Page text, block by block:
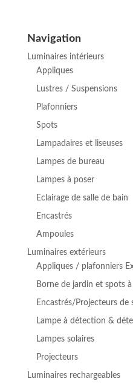
était :
€ 119,79.€ 109,00.
Navigation
Luminaires intérieurs
Appliques
Lustres / Suspensions
Plafonniers
Spots
Lampadaires et liseuses
Lampes de bureau
Lampes à poser
Eclairage de salle de bain
Encastrés
Ampoules
Luminaires extérieurs
Appliques / plafonniers
Borne de jardin et spots
Encastrés/Projecteurs de
Lampe à détection &
Lampes solaires
Projecteurs
Luminaires rechargeables